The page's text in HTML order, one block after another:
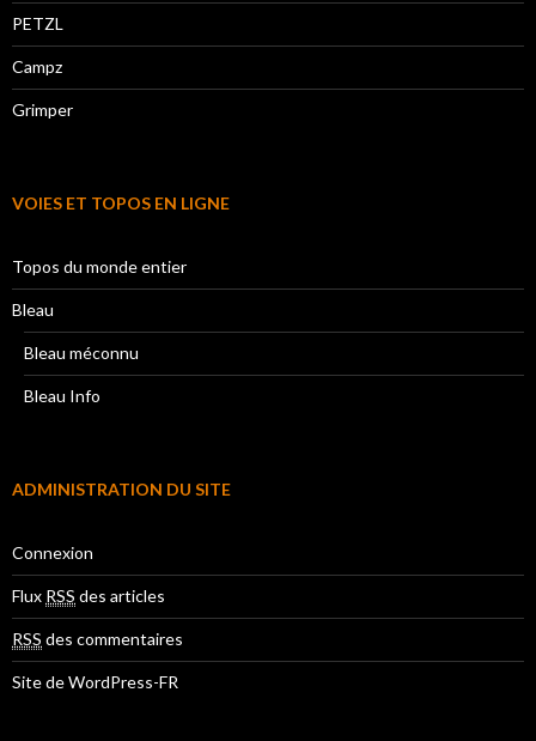
PETZL
Campz
Grimper
VOIES ET TOPOS EN LIGNE
Topos du monde entier
Bleau
Bleau méconnu
Bleau Info
ADMINISTRATION DU SITE
Connexion
Flux RSS des articles
RSS des commentaires
Site de WordPress-FR